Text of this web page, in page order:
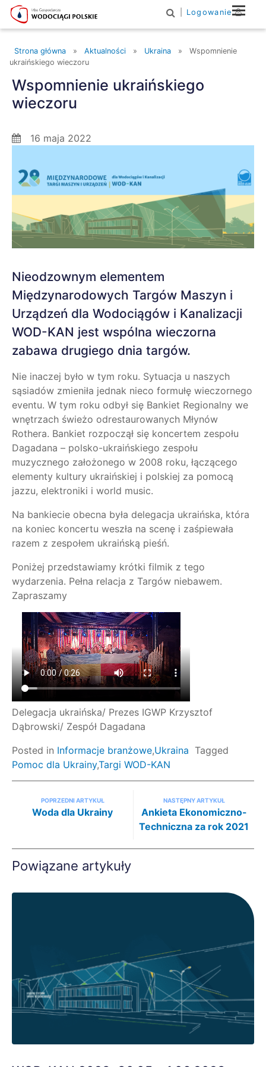
Main Navigation
Logowanie
Strona główna » Aktualności » Ukraina »
Wspomnienie
ukraińskiego wieczoru
Wspomnienie ukraińskiego
wieczoru
16 maja 2022
Nieodzownym elementem
Międzynarodowych Targów Maszyn i
Urządzeń dla Wodociągów i Kanalizacji
WOD-KAN jest wspólna wieczorna
zabawa drugiego dnia targów.
Nie inaczej było w tym roku. Sytuacja u naszych
sąsiadów zmieniła jednak nieco formułę wieczornego
eventu. W tym roku odbył się Bankiet Regionalny we
wnętrzach świeżo odrestaurowanych Młynów
Rothera. Bankiet rozpoczął się koncertem zespołu
Dagadana – polsko-ukraińskiego zespołu
muzycznego założonego w 2008 roku, łączącego
elementy kultury ukraińskiej i polskiej za pomocą
jazzu, elektroniki i world music.
Na bankiecie obecna była delegacja ukraińska, która
na koniec koncertu weszła na scenę i zaśpiewała
razem z zespołem ukraińską pieśń.
Poniżej przedstawiamy krótki filmik z tego
wydarzenia. Pełna relacja z Targów niebawem.
Zapraszamy
Delegacja ukraińska/ Prezes IGWP Krzysztof
Dąbrowski/ Zespół Dagadana
Posted in Informacje branżowe,Ukraina Tagged
Pomoc dla Ukrainy,Targi WOD-KAN
Nawigacja po artykułach
POPRZEDNI ARTYKUŁ
Woda dla Ukrainy
NASTĘPNY ARTYKUŁ
Ankieta Ekonomiczno-
Techniczna za rok 2021
Powiązane artykuły